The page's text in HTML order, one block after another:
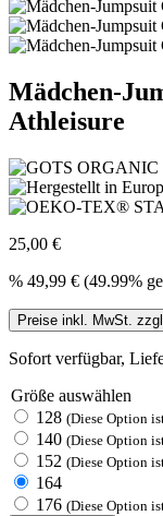
Mädchen-
Athleisure
25,00 €
% 49,99 € (49.99%
Preise inkl. MwSt.
Sofort verfügbar,
Größe auswählen
128 (Diese Option
140 (Diese Option
152 (Diese Option
164
176 (Diese Option